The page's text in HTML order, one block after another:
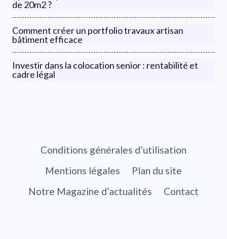
de 20m2 ?
Comment créer un portfolio travaux artisan
bâtiment efficace
Investir dans la colocation senior : rentabilité et
cadre légal
Conditions générales d’utilisation
Mentions légales
Plan du site
Notre Magazine d’actualités
Contact